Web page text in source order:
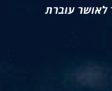
לאושר עוברת